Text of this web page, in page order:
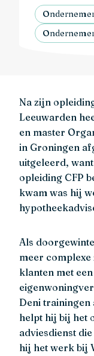
Na zijn
Leeuwarden
en master
in Groningen
uitgeleerd,
opleiding CFP
kwam was hij
Als
meer
klanten met
Deni trainingen
helpt hij bij het
adviesdienst
hij het werk bij